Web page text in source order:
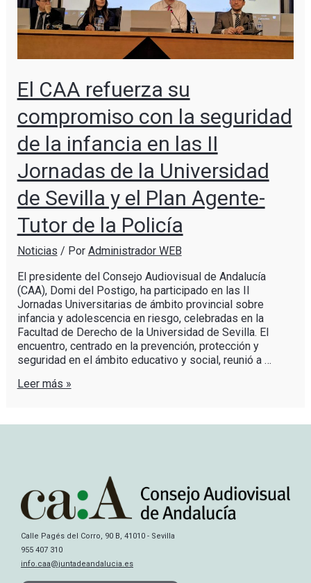
El CAA refuerza su
compromiso con la seguridad
de la infancia en las II
Jornadas de la Universidad
de Sevilla y el Plan Agente-
Tutor de la Policía
Noticias / Por Administrador WEB
El presidente del Consejo Audiovisual de Andalucía
(CAA), Domi del Postigo, ha participado en las II
Jornadas Universitarias de ámbito provincial sobre
infancia y adolescencia en riesgo, celebradas en la
Facultad de Derecho de la Universidad de Sevilla. El
encuentro, centrado en la prevención, protección y
seguridad en el ámbito educativo y social, reunió a …
Leer más »
Calle Pagés del Corro, 90 B, 41010 - Sevilla
955 407 310
info.caa@juntadeandalucia.es